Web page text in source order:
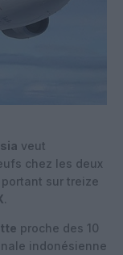
veut
chez les deux
sur treize
.
proche des 10
indonésienne